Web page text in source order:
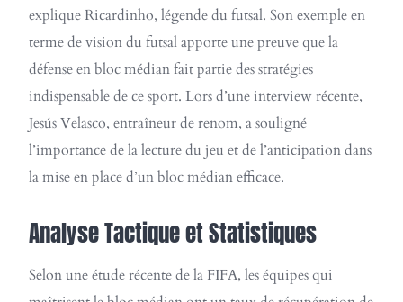
explique Ricardinho, légende du futsal. Son exemple en
terme de vision du futsal apporte une preuve que la
défense en bloc médian fait partie des stratégies
indispensable de ce sport. Lors d’une interview récente,
Jesús Velasco, entraîneur de renom, a souligné
l’importance de la lecture du jeu et de l’anticipation dans
la mise en place d’un bloc médian efficace.
Analyse Tactique et Statistiques
Selon une étude récente de la FIFA, les équipes qui